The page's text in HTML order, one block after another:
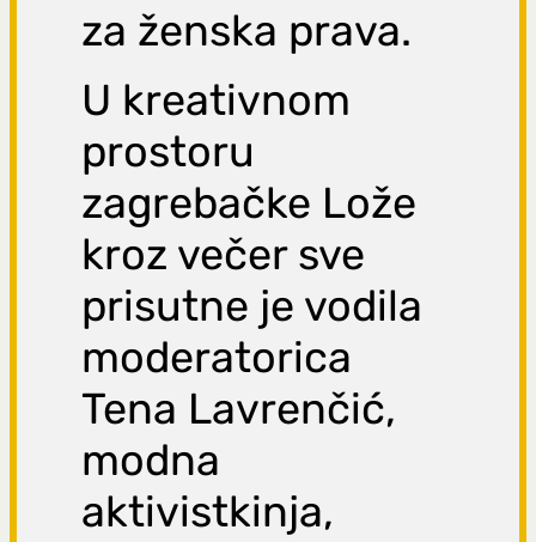
za ženska prava.
U kreativnom
prostoru
zagrebačke Lože
kroz večer sve
prisutne je vodila
moderatorica
Tena Lavrenčić,
modna
aktivistkinja,